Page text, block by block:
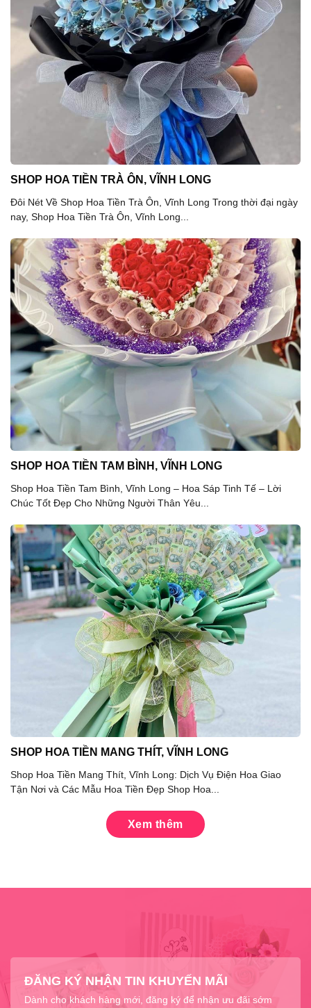
SHOP HOA TIỀN TRÀ ÔN, VĨNH LONG
Đôi Nét Về Shop Hoa Tiền Trà Ôn, Vĩnh Long Trong thời đại ngày
nay, Shop Hoa Tiền Trà Ôn, Vĩnh Long...
SHOP HOA TIỀN TAM BÌNH, VĨNH LONG
Shop Hoa Tiền Tam Bình, Vĩnh Long – Hoa Sáp Tinh Tế – Lời
Chúc Tốt Đẹp Cho Những Người Thân Yêu...
SHOP HOA TIỀN MANG THÍT, VĨNH LONG
Shop Hoa Tiền Mang Thít, Vĩnh Long: Dịch Vụ Điện Hoa Giao
Tận Nơi và Các Mẫu Hoa Tiền Đẹp Shop Hoa...
Xem thêm
ĐĂNG KÝ NHẬN TIN KHUYẾN MÃI
Dành cho khách hàng mới, đăng ký để nhận ưu đãi sớm